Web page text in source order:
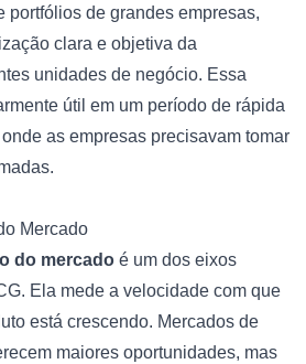
portfólios de grandes empresas,
clara e objetiva da
unidades de negócio. Essa
útil em um período de rápida
as empresas precisavam tomar
Mercado
do mercado é um dos eixos
Ela mede a velocidade com que
está crescendo. Mercados de
maiores oportunidades, mas